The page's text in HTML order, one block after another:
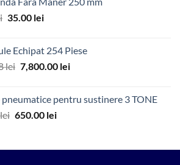
fost:
7,894.96 lei.
4,199.00 lei.
Prețul
fost:
571.86 lei.
35.00 leiPrețul
35.00 lei.
Echipat 254 Piese
lei Prețul
fost:
12,867.48 lei.
7,800.00 leiPrețul
7,800.00 lei.
pneumatice pentru sustinere 3 TONE
lei Prețul
fost:
650.00 leiPrețul
650.00 lei.